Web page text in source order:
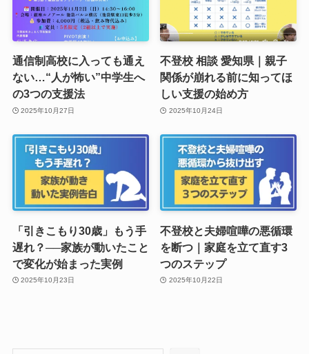
通信制高校に入っても通え
ない…“人が怖い”中学生へ
の3つの支援法
2025年10月27日
不登校 相談 愛知県｜親子
関係が崩れる前に知ってほ
しい支援の始め方
2025年10月24日
「引きこもり30歳」もう手
遅れ？──家族が動いたこと
で変化が始まった実例
2025年10月23日
不登校と夫婦喧嘩の悪循環
を断つ｜家庭を立て直す3
つのステップ
2025年10月22日